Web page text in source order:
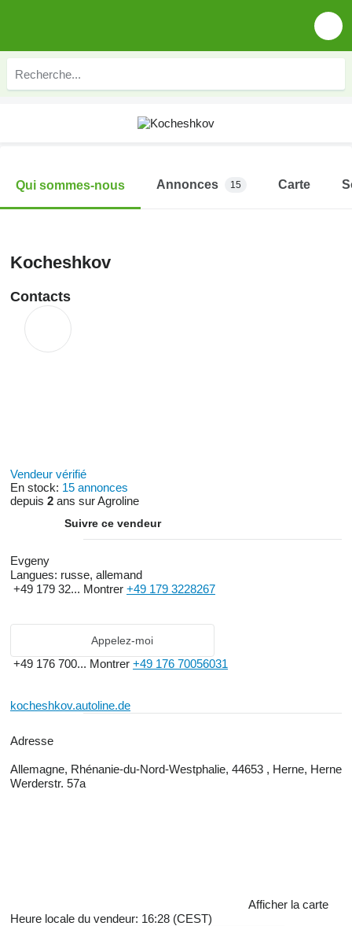
Qui sommes-nous Annonces 15 Carte
Kocheshkov
Contacts
Vendeur vérifié
En stock: 15 annonces
depuis 2 ans sur Agroline
Suivre ce vendeur
Evgeny
Langues: russe, allemand
+49 179 32... Montrer +49 179 3228267
Appelez-moi
+49 176 700... Montrer +49 176 70056031
kocheshkov.autoline.de
Adresse
Allemagne, Rhénanie-du-Nord-Westphalie, 44653 , Herne, Herne
Werderstr. 57a
Afficher la carte
Heure locale du vendeur: 16:28 (CEST)